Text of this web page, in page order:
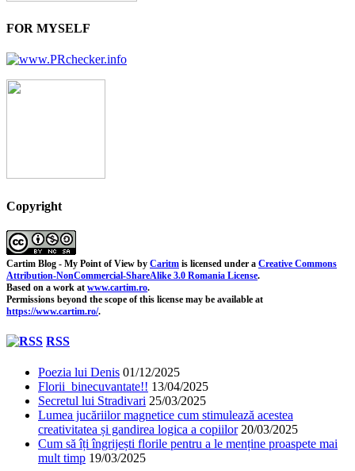
FOR MYSELF
Copyright
Cartim Blog - My Point of View by Caritm is licensed under a Creative Commons
Attribution-NonCommercial-ShareAlike 3.0 Romania License.
Based on a work at www.cartim.ro.
Permissions beyond the scope of this license may be available at
https://www.cartim.ro/.
RSS
Poezia lui Denis 01/12/2025
Florii binecuvantate!! 13/04/2025
Secretul lui Stradivari 25/03/2025
Lumea jucăriilor magnetice cum stimulează acestea
creativitatea și gandirea logica a copiilor 20/03/2025
Cum să îți îngrijești florile pentru a le menține proaspete mai
mult timp 19/03/2025